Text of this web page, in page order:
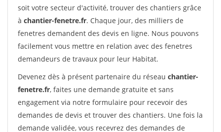
soit votre secteur d'activité, trouver des chantiers grâce
à chantier-fenetre.fr. Chaque jour, des milliers de
fenetres demandent des devis en ligne. Nous pouvons
facilement vous mettre en relation avec des fenetres
demandeurs de travaux pour leur Habitat.
Devenez dès à présent partenaire du réseau chantier-
fenetre.fr, faites une demande gratuite et sans
engagement via notre formulaire pour recevoir des
demandes de devis et trouver des chantiers. Une fois la
demande validée, vous recevrez des demandes de